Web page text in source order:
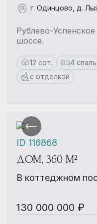
г. Одинцово, д.
Рублево-
шоссе.
12 сот. 4
с отделкой
ДОМ, 360 М²
В коттеджном
130 000 000 ₽
ID 116868